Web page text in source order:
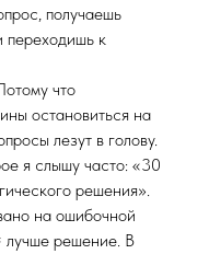
получаешь
переходишь к
что
остановиться на
лезут в голову.
я слышу часто: «30
решения».
на ошибочной
лучше решение. В